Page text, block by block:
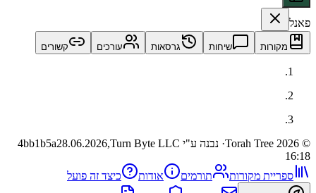
שיחות גרסאות עורכים קשורים
· נבנה ע"י Turn Byte LLC 4bb1b5a28.06.2026,
מקורות תורמים אודות כיצד זה פועל